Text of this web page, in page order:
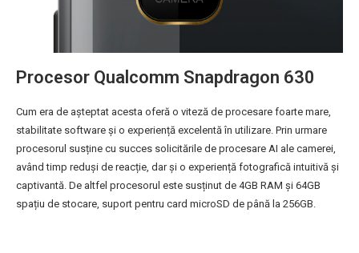
Procesor Qualcomm Snapdragon 630
Cum era de așteptat acesta oferă o viteză de procesare foarte mare,
stabilitate software și o experiență excelentă în utilizare. Prin urmare
procesorul susține cu succes solicitările de procesare AI ale camerei,
având timp reduși de reacție, dar și o experiență fotografică intuitivă și
captivantă. De altfel procesorul este susținut de 4GB RAM și 64GB
spațiu de stocare, suport pentru card microSD de până la 256GB.